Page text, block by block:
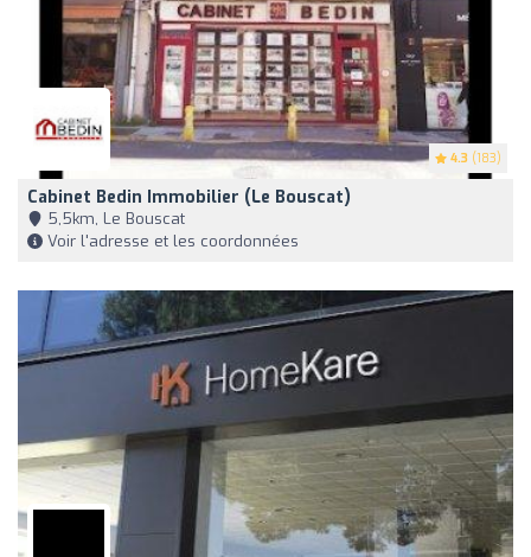
4.3 (183)
Cabinet Bedin Immobilier (Le Bouscat)
5,5km, Le Bouscat
Voir l'adresse et les coordonnées